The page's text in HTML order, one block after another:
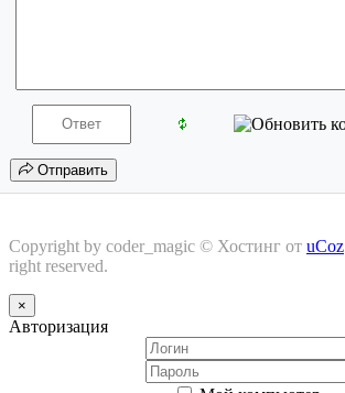
Отправить
Copyright by coder_magic © Хостинг от uCoz
right reserved.
×
Авторизация